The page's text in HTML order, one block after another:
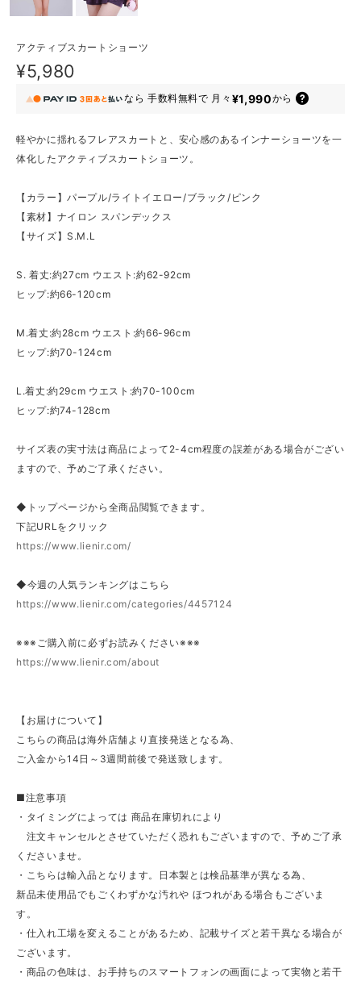
アクティブスカートショーツ
¥5,980
なら 手数料無料で 月々 ¥1,990から
軽やかに揺れるフレアスカートと、安心感のあるインナーショーツを一
体化したアクティブスカートショーツ。
【カラー】パープル/ライトイエロー/ブラック/ピンク
【素材】ナイロン スパンデックス
【サイズ】S.M.L
S. 着丈:約27cm ウエスト:約62-92cm
ヒップ:約66-120cm
M.着丈:約28cm ウエスト:約66-96cm
ヒップ:約70-124cm
L.着丈:約29cm ウエスト:約70-100cm
ヒップ:約74-128cm
サイズ表の実寸法は商品によって2-4cm程度の誤差がある場合がござい
ますので、予めご了承ください。
◆トップページから全商品閲覧できます。
下記URLをクリック
https://www.lienir.com/
◆今週の人気ランキングはこちら
https://www.lienir.com/categories/4457124
※※※ご購入前に必ずお読みください※※※
https://www.lienir.com/about
【お届けについて】
こちらの商品は海外店舗より直接発送となる為、
ご入金から14日～3週間前後で発送致します。
■注意事項
・タイミングによっては 商品在庫切れにより
注文キャンセルとさせていただく恐れもございますので、予めご了承
くださいませ。
・こちらは輸入品となります。日本製とは検品基準が異なる為、
新品未使用品でもごくわずかな汚れや ほつれがある場合もございま
す。
・仕入れ工場を変えることがあるため、記載サイズと若干異なる場合が
ございます。
・商品の色味は、お手持ちのスマートフォンの画面によって実物と若干